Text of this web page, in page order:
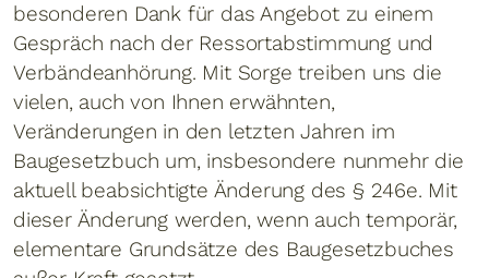
besonderen Dank für das Angebot zu einem
Gespräch nach der Ressortabstimmung und
Verbändeanhörung. Mit Sorge treiben uns die
vielen, auch von Ihnen erwähnten,
Veränderungen in den letzten Jahren im
Baugesetzbuch um, insbesondere nunmehr die
aktuell beabsichtigte Änderung des § 246e. Mit
dieser Änderung werden, wenn auch temporär,
elementare Grundsätze des Baugesetzbuches